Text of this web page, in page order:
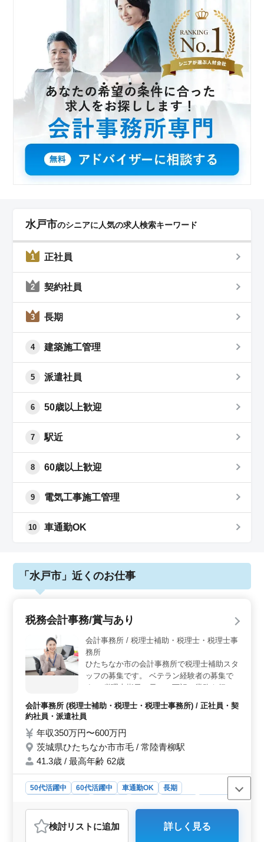
水戸市のシニアに人気の求人検索キーワード
1 正社員
2 契約社員
3 長期
4 建築施工管理
5 派遣社員
6 50歳以上歓迎
7 駅近
8 60歳以上歓迎
9 電気工事施工管理
10 車通勤OK
「水戸市」近くのお仕事
税務会計事務/賞与あり
会計事務所 / 税理士補助・税理士・税理士事
務所
ひたちなか市の会計事務所で税理士補助スタ
ッフの募集です。 ベテラン経験者の募集で
す。 税理士指示の元で、下記の業務を行っ
巡回業務（会計処理指導、会計監査） ・法
人及び個人の税務会計業務 ・各種税務申告
書類の作成及び税務相談業務 ・会社設立、
事業承継等のサポート ・相続対策～相続税
申告業務 ・経営アドバイス 会計ソフトは主
使用あり 税理士資格お持ちの方、会計事務
所経験10年以上の方は条件面優遇します！
会計事務所 (税理士補助・税理士・税理士事務所) / 正社員・契
約社員・派遣社員
年収350万円〜600万円
茨城県ひたちなか市市毛 / 常陸青柳駅
41.3歳 / 最高年齢 62歳
50代活躍中 60代活躍中 車通勤OK
長期
派遣社員
おすすめポイント
検討リスト に追加 詳しく見る